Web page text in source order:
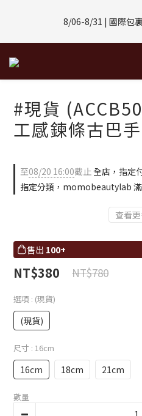
(數量有限
8/06-8/31 | 國際包
8/08-8/10 | 全館任
8/01-8/31 | 任選2件CUBOX正價
(數量有限
#現貨
工感鍊條古巴
至08/20 16:00截止全店，指定
指定分類，momobeautylab
查看
售出 100+
NT$380 NT$780
選項 : (現貨)
(現貨)
尺寸 : 16cm
16cm 18cm 21cm
數量